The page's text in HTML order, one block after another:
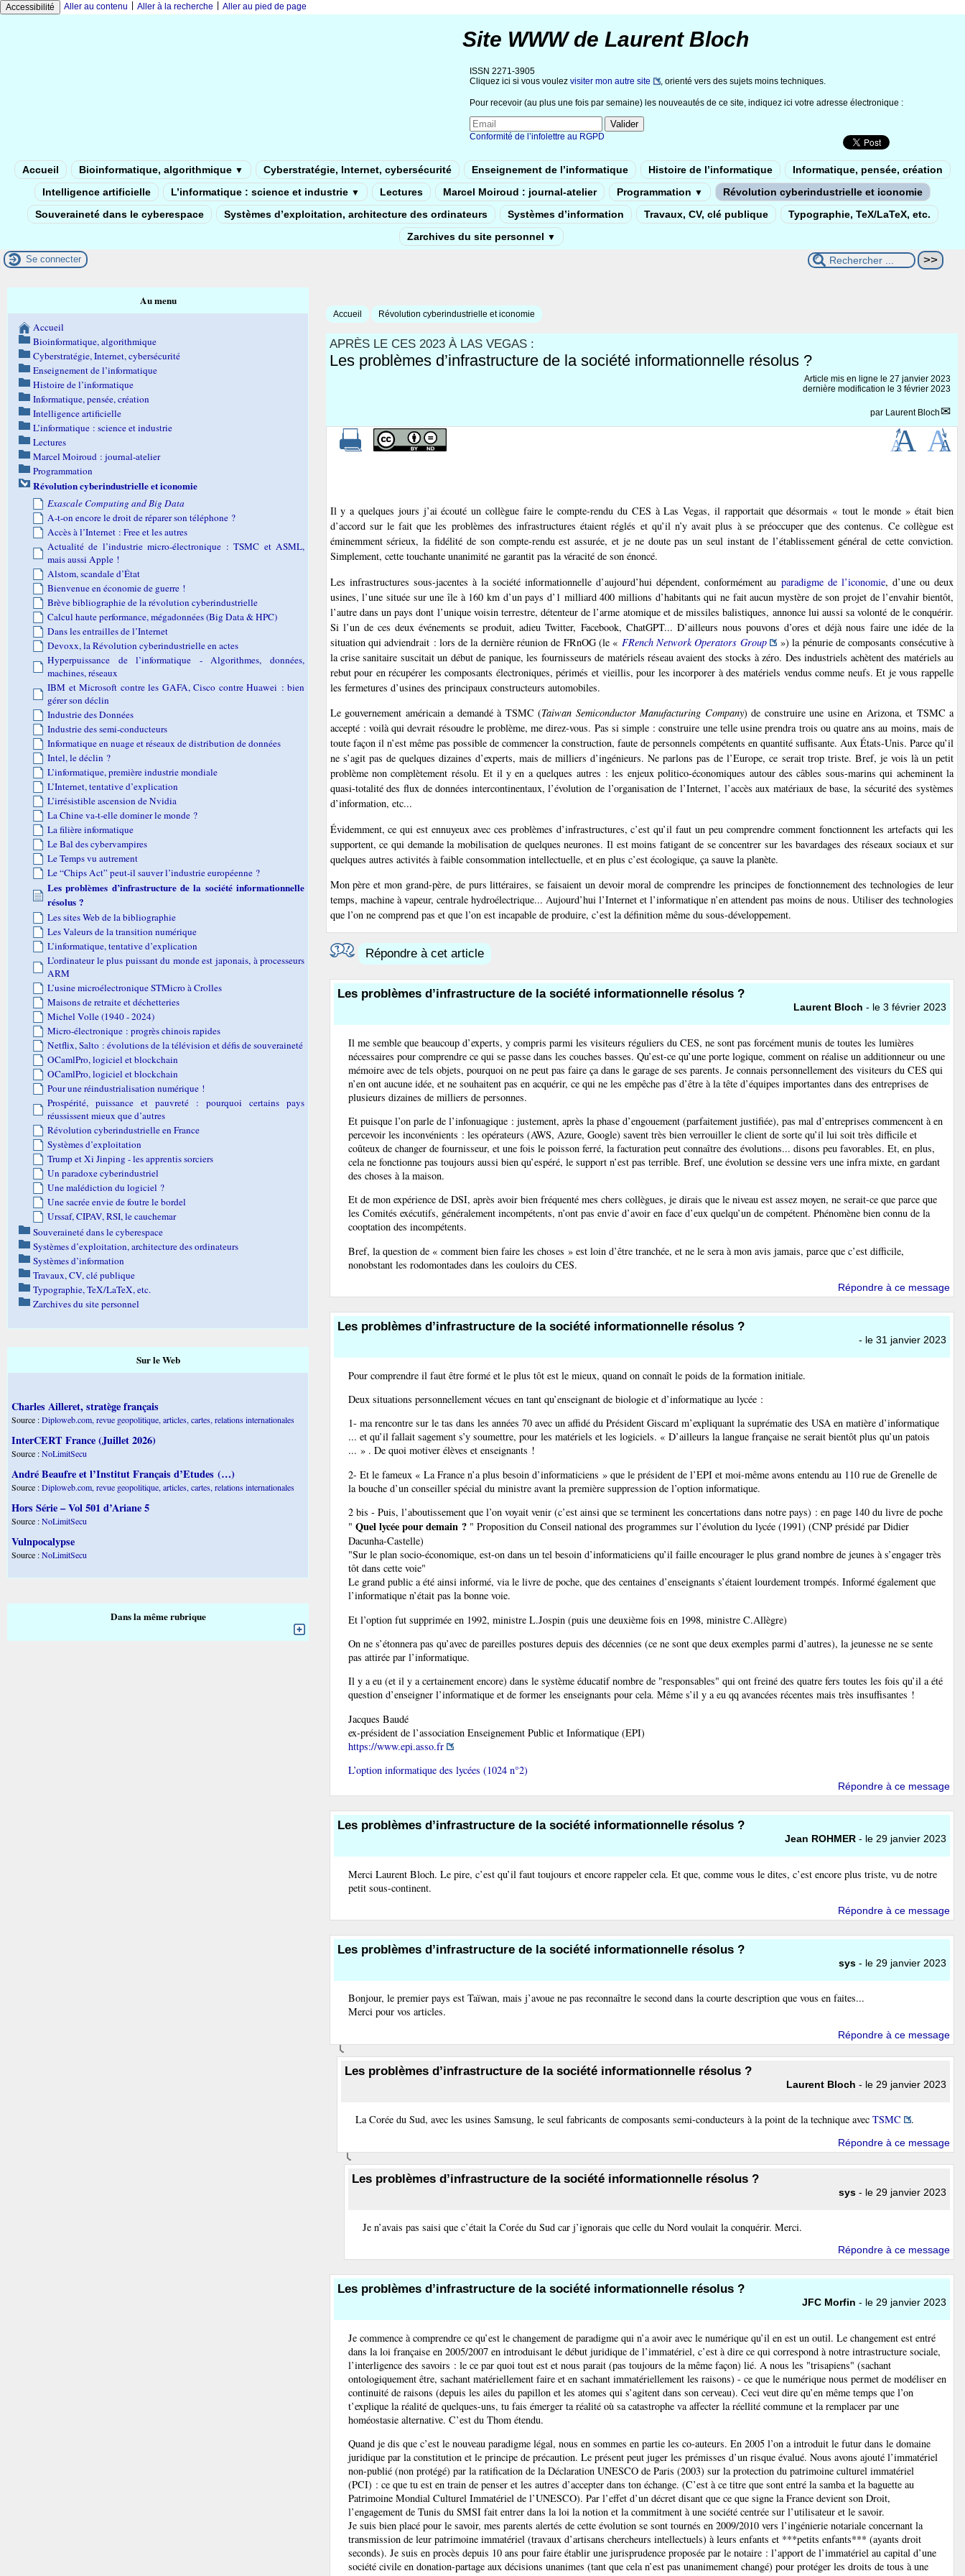
Accessibilité Aller au contenu Aller à la recherche Aller au pied de page
Site WWW de Laurent Bloch
ISSN 2271-3905
Cliquez ici si vous voulez visiter mon autre site , orienté vers des sujets moins techniques.
Pour recevoir (au plus une fois par semaine) les nouveautés de ce site, indiquez ici votre adresse électronique :
Conformité de l’infolettre au RGPD
Accueil Bioinformatique, algorithmique ▼ Cyberstratégie, Internet, cybersécurité Enseignement de l’informatique Histoire de l’informatique
Informatique, pensée, création
Intelligence artificielle
L’informatique : science et industrie ▼ Lectures Marcel Moiroud : journal-atelier Programmation ▼
Révolution cyberindustrielle et iconomie
Souveraineté dans le cyberespace
Systèmes d’exploitation, architecture des ordinateurs Systèmes d’information Travaux, CV, clé publique
Typographie, TeX/LaTeX, etc.
Zarchives du site personnel ▼
Se connecter
Accueil Révolution cyberindustrielle et iconomie
APRÈS LE CES 2023 À LAS VEGAS :
Les problèmes d’infrastructure de la société informationnelle résolus ?
Article mis en ligne le 27 janvier 2023
dernière modification le 3 février 2023
par Laurent Bloch
Il y a quelques jours j’ai écouté un collègue faire le compte-rendu du CES à Las Vegas, il rapportait que désormais « tout le monde » était bien
d’accord sur le fait que les problèmes des infrastructures étaient réglés et qu’il n’y avait plus à se préoccuper que des contenus. Ce collègue est
éminemment sérieux, la fidélité de son compte-rendu est assurée, et je ne doute pas un seul instant de l’établissement général de cette conviction.
Simplement, cette touchante unanimité ne garantit pas la véracité de son énoncé.
Les infrastructures sous-jacentes à la société informationnelle d’aujourd’hui dépendent, conformément au paradigme de l’iconomie, d’une ou deux
usines, l’une située sur une île à 160 km d’un pays d’1 milliard 400 millions d’habitants qui ne fait aucun mystère de son projet de l’envahir bientôt,
l’autre dans un pays dont l’unique voisin terrestre, détenteur de l’arme atomique et de missiles balistiques, annonce lui aussi sa volonté de le conquérir.
Si l’un de ces deux événements se produit, adieu Twitter, Facebook, ChatGPT... D’ailleurs nous pouvons d’ores et déjà nous faire une idée de la
situation qui adviendrait : lors de la dernière réunion de FRnOG (le « FRench Network Operators Group
») la pénurie de composants consécutive à
la crise sanitaire suscitait un début de panique, les fournisseurs de matériels réseau avaient des stocks à zéro. Des industriels achètent des matériels au
rebut pour en récupérer les composants électroniques, périmés et vieillis, pour les incorporer à des matériels vendus comme neufs. Et je vous rappelle
les fermetures d’usines des principaux constructeurs automobiles.
Le gouvernement américain a demandé à TSMC (Taiwan Semiconductor Manufacturing Company) de construire une usine en Arizona, et TSMC a
accepté : voilà qui devrait résoudre le problème, me direz-vous. Pas si simple : construire une telle usine prendra trois ou quatre ans au moins, mais de
toute façon il n’est même pas possible de commencer la construction, faute de personnels compétents en quantité suffisante. Aux États-Unis. Parce qu’il
ne s’agit pas de quelques dizaines d’experts, mais de milliers d’ingénieurs. Ne parlons pas de l’Europe, ce serait trop triste. Bref, je vois là un petit
problème non complètement résolu. Et il y en a quelques autres : les enjeux politico-économiques autour des câbles sous-marins qui acheminent la
quasi-totalité des flux de données intercontinentaux, l’évolution de l’organisation de l’Internet, l’accès aux matériaux de base, la sécurité des systèmes
d’information, etc...
Évidemment, ce qui est ennuyeux avec ces problèmes d’infrastructures, c’est qu’il faut un peu comprendre comment fonctionnent les artefacts qui les
supportent, ce qui demande la mobilisation de quelques neurones. Il est moins fatigant de se concentrer sur les bavardages des réseaux sociaux et sur
quelques autres activités à faible consommation intellectuelle, et en plus c’est écologique, ça sauve la planète.
Mon père et mon grand-père, de purs littéraires, se faisaient un devoir moral de comprendre les principes de fonctionnement des technologies de leur
temps, machine à vapeur, centrale hydroélectrique... Aujourd’hui l’Internet et l’informatique n’en attendent pas moins de nous. Utiliser des technologies
que l’on ne comprend pas et que l’on est incapable de produire, c’est la définition même du sous-développement.
Répondre à cet article
Les problèmes d’infrastructure de la société informationnelle résolus ?
Laurent Bloch - le 3 février 2023
Il me semble que beaucoup d’experts, y compris parmi les visiteurs réguliers du CES, ne sont pas forcément munis de toutes les lumières
nécessaires pour comprendre ce qui se passe dans les couches basses. Qu’est-ce qu’une porte logique, comment on réalise un additionneur ou une
mémoire avec de tels objets, pourquoi on ne peut pas faire ça dans le garage de ses parents. Je connais personnellement des visiteurs du CES qui
n’en ont aucune idée, et ne souhaitent pas en acquérir, ce qui ne les empêche pas d’être à la tête d’équipes importantes dans des entreprises de
plusieurs dizaines de milliers de personnes.
Et puisque l’on parle de l’infonuagique : justement, après la phase d’engouement (parfaitement justifiée), pas mal d’entreprises commencent à en
percevoir les inconvénients : les opérateurs (AWS, Azure, Google) savent très bien verrouiller le client de sorte qu’il lui soit très difficile et
coûteux de changer de fournisseur, et une fois le poisson ferré, la facturation peut connaître des évolutions... disons peu favorables. Et, en plus,
cela ne fonctionne pas toujours aussi bien qu’espéré, le support n’est pas terrible. Bref, une évolution se dessine vers une infra mixte, en gardant
des choses à la maison.
Et de mon expérience de DSI, après avoir bien fréquenté mes chers collègues, je dirais que le niveau est assez moyen, ne serait-ce que parce que
les Comités exécutifs, généralement incompétents, n’ont pas envie d’avoir en face d’eux quelqu’un de compétent. Phénomène bien connu de la
cooptation des incompétents.
Bref, la question de « comment bien faire les choses » est loin d’être tranchée, et ne le sera à mon avis jamais, parce que c’est difficile,
nonobstant les rodomontades dans les couloirs du CES.
Répondre à ce message
Les problèmes d’infrastructure de la société informationnelle résolus ?
- le 31 janvier 2023
Pour comprendre il faut être formé et le plus tôt est le mieux, quand on connaît le poids de la formation initiale.
Deux situations personnellement vécues en tant qu’enseignant de biologie et d’informatique au lycée :
1- ma rencontre sur le tas dans les années 70 avec un affidé du Président Giscard m’expliquant la suprématie des USA en matière d’informatique
... et qu’il fallait sagement s’y soumettre, pour les matériels et les logiciels. « D’ailleurs la langue française ne serait bientôt plus qu’un patois
... » . De quoi motiver élèves et enseignants !
2- Et le fameux « La France n’a plus besoin d’informaticiens » que le président de l’EPI et moi-même avons entendu au 110 rue de Grenelle de
la bouche d’un conseiller spécial du ministre avant la première suppression de l’option informatique.
2 bis - Puis, l’aboutissement que l’on voyait venir (c’est ainsi que se terminent les concertations dans notre pays) : en page 140 du livre de poche
" Quel lycée pour demain ? " Proposition du Conseil national des programmes sur l’évolution du lycée (1991) (CNP présidé par Didier
Dacunha-Castelle)
"Sur le plan socio-économique, est-on dans un tel besoin d’informaticiens qu’il faille encourager le plus grand nombre de jeunes à s’engager très
tôt dans cette voie"
Le grand public a été ainsi informé, via le livre de poche, que des centaines d’enseignants s’étaient lourdement trompés. Informé également que
l’informatique n’était pas la bonne voie.
Et l’option fut supprimée en 1992, ministre L.Jospin (puis une deuxième fois en 1998, ministre C.Allègre)
On ne s’étonnera pas qu’avec de pareilles postures depuis des décennies (ce ne sont que deux exemples parmi d’autres), la jeunesse ne se sente
pas attirée par l’informatique.
Il y a eu (et il y a certainement encore) dans le système éducatif nombre de "responsables" qui ont freiné des quatre fers toutes les fois qu’il a été
question d’enseigner l’informatique et de former les enseignants pour cela. Même s’il y a eu qq avancées récentes mais très insuffisantes !
Jacques Baudé
ex-président de l’association Enseignement Public et Informatique (EPI)
https://www.epi.asso.fr
L’option informatique des lycées (1024 n°2)
Répondre à ce message
Les problèmes d’infrastructure de la société informationnelle résolus ?
Jean ROHMER - le 29 janvier 2023
Merci Laurent Bloch. Le pire, c’est qu’il faut toujours et encore rappeler cela. Et que, comme vous le dites, c’est encore plus triste, vu de notre
petit sous-continent.
Répondre à ce message
Les problèmes d’infrastructure de la société informationnelle résolus ?
sys - le 29 janvier 2023
Bonjour, le premier pays est Taïwan, mais j’avoue ne pas reconnaître le second dans la courte description que vous en faites...
Merci pour vos articles.
Répondre à ce message
Les problèmes d’infrastructure de la société informationnelle résolus ?
Laurent Bloch - le 29 janvier 2023
La Corée du Sud, avec les usines Samsung, le seul fabricants de composants semi-conducteurs à la point de la technique avec TSMC .
Répondre à ce message
Les problèmes d’infrastructure de la société informationnelle résolus ?
sys - le 29 janvier 2023
Je n’avais pas saisi que c’était la Corée du Sud car j’ignorais que celle du Nord voulait la conquérir. Merci.
Répondre à ce message
Les problèmes d’infrastructure de la société informationnelle résolus ?
JFC Morfin - le 29 janvier 2023
Je commence à comprendre ce qu’est le changement de paradigme qui n’a avoir avec le numérique qu’il en est un outil. Le changement est entré
dans la loi française en 2005/2007 en introduisant le début juridique de l’immatériel, c’est à dire ce qui correspond à notre intrastructure sociale,
l’interligence des savoirs : le ce par quoi tout est et nous parait (pas toujours de la même façon) lié. A nous les "trisapiens" (sachant
ontologiquement être, sachant matériellement faire et en sachant immatériellement les raisons) - ce que le numérique nous permet de modéliser en
continuité de raisons (depuis les ailes du papillon et les atomes qui s’agitent dans son cerveau). Ceci veut dire qu’en même temps que l’on
t’explique la réalité de quelques-uns, tu fais émerger ta réalité où sa catastrophe va affecter la réellité commune et la remplacer par une
homéostasie alternative. C’est du Thom étendu.
Quand je dis que c’est le nouveau paradigme légal, nous en sommes en partie les co-auteurs. En 2005 l’on a introduit le futur dans le domaine
juridique par la constitution et le principe de précaution. Le présent peut juger les prémisses d’un risque évalué. Nous avons ajouté l’immatériel
non-publié (non protégé) par la ratification de la Déclaration UNESCO de Paris (2003) sur la protection du patrimoine culturel immatériel
(PCI) : ce que tu est en train de penser et les autres d’accepter dans ton échange. (C’est à ce titre que sont entré la samba et la baguette au
Patrimoine Mondial Culturel Immatériel de l’UNESCO). Par l’effet d’un décret disant que ce que signe la France devient son Droit,
l’engagement de Tunis du SMSI fait entrer dans la loi la notion et la commitment à une société centrée sur l’utilisateur et le savoir.
Je suis bien placé pour le savoir, mes parents alertés de cette évolution se sont tournés en 2009/2010 vers l’ingénierie notariale concernant la
transmission de leur patrimoine immatériel (travaux d’artisans chercheurs intellectuels) à leurs enfants et ***petits enfants*** (ayants droit
seconds). Je suis en procès depuis 10 ans pour faire établir une jurisprudence proposée par le notaire : l’apport de l’immatériel au capital d’une
société civile en donation-partage aux décisions unanimes (tant que cela n’est pas unanimement changé) pour protéger les droits de tous à une
Au menu
Accueil
Bioinformatique, algorithmique
Cyberstratégie, Internet, cybersécurité
Enseignement de l’informatique
Histoire de l’informatique
Informatique, pensée, création
Intelligence artificielle
L’informatique : science et industrie
Lectures
Marcel Moiroud : journal-atelier
Programmation
Révolution cyberindustrielle et iconomie
Exascale Computing and Big Data
A-t-on encore le droit de réparer son téléphone ?
Accès à l’Internet : Free et les autres
Actualité de l’industrie micro-électronique : TSMC et ASML,
mais aussi Apple !
Alstom, scandale d’État
Bienvenue en économie de guerre !
Brève bibliographie de la révolution cyberindustrielle
Calcul haute performance, mégadonnées (Big Data & HPC)
Dans les entrailles de l’Internet
Devoxx, la Révolution cyberindustrielle en actes
Hyperpuissance de l’informatique - Algorithmes, données,
machines, réseaux
IBM et Microsoft contre les GAFA, Cisco contre Huawei : bien
gérer son déclin
Industrie des Données
Industrie des semi-conducteurs
Informatique en nuage et réseaux de distribution de données
Intel, le déclin ?
L’informatique, première industrie mondiale
L’Internet, tentative d’explication
L’irrésistible ascension de Nvidia
La Chine va-t-elle dominer le monde ?
La filière informatique
Le Bal des cybervampires
Le Temps vu autrement
Le “Chips Act” peut-il sauver l’industrie européenne ?
Les problèmes d’infrastructure de la société informationnelle
résolus ?
Les sites Web de la bibliographie
Les Valeurs de la transition numérique
L’informatique, tentative d’explication
L’ordinateur le plus puissant du monde est japonais, à processeurs
ARM
L’usine microélectronique STMicro à Crolles
Maisons de retraite et déchetteries
Michel Volle (1940 - 2024)
Micro-électronique : progrès chinois rapides
Netflix, Salto : évolutions de la télévision et défis de souveraineté
OCamlPro, logiciel et blockchain
OCamlPro, logiciel et blockchain
Pour une réindustrialisation numérique !
Prospérité, puissance et pauvreté : pourquoi certains pays
réussissent mieux que d’autres
Révolution cyberindustrielle en France
Systèmes d’exploitation
Trump et Xi Jinping - les apprentis sorciers
Un paradoxe cyberindustriel
Une malédiction du logiciel ?
Une sacrée envie de foutre le bordel
Urssaf, CIPAV, RSI, le cauchemar
Souveraineté dans le cyberespace
Systèmes d’exploitation, architecture des ordinateurs
Systèmes d’information
Travaux, CV, clé publique
Typographie, TeX/LaTeX, etc.
Zarchives du site personnel
Sur le Web
Charles Ailleret, stratège français
Source :Diploweb.com, revue geopolitique, articles, cartes, relations internationales
InterCERT France (Juillet 2026)
Source :NoLimitSecu
André Beaufre et l’Institut Français d’Etudes (…)
Source :Diploweb.com, revue geopolitique, articles, cartes, relations internationales
Hors Série – Vol 501 d’Ariane 5
Source :NoLimitSecu
Vulnpocalypse
Source :NoLimitSecu
Dans la même rubrique